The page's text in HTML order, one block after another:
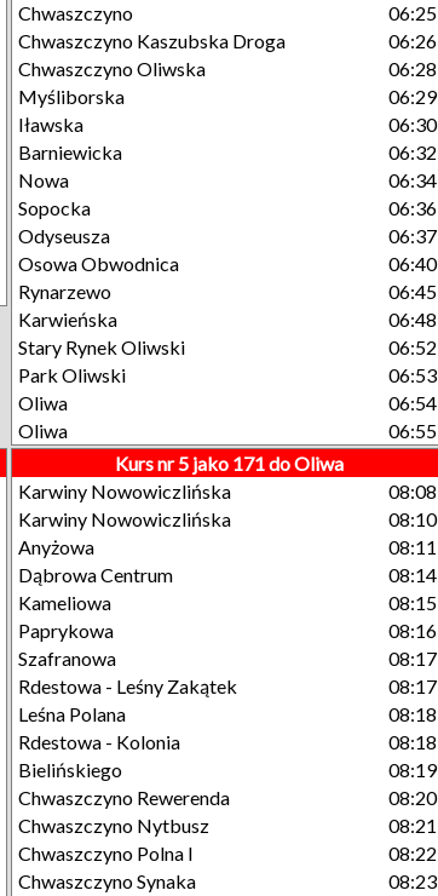
Chwaszczyno
06:25
Chwaszczyno Kaszubska Droga
06:26
Chwaszczyno Oliwska
06:28
Myśliborska
06:29
Iławska
06:30
Barniewicka
06:32
Nowa
06:34
Sopocka
06:36
Odyseusza
06:37
Osowa Obwodnica
06:40
Rynarzewo
06:45
Karwieńska
06:48
Stary Rynek Oliwski
06:52
Park Oliwski
06:53
Oliwa
06:54
Oliwa
06:55
Kurs nr 5 jako 171 do Oliwa
Karwiny Nowowiczlińska
08:08
Karwiny Nowowiczlińska
08:10
Anyżowa
08:11
Dąbrowa Centrum
08:14
Kameliowa
08:15
Paprykowa
08:16
Szafranowa
08:17
Rdestowa - Leśny Zakątek
08:17
Leśna Polana
08:18
Rdestowa - Kolonia
08:18
Bielińskiego
08:19
Chwaszczyno Rewerenda
08:20
Chwaszczyno Nytbusz
08:21
Chwaszczyno Polna I
08:22
Chwaszczyno Synaka
08:23